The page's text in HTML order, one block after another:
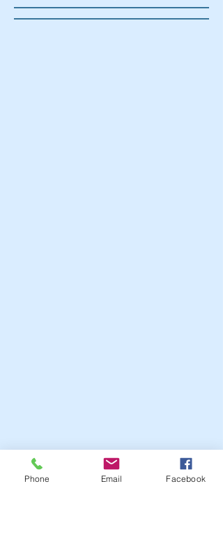
Phone Email Facebook